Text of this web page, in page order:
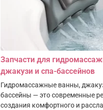
Запчасти для
джакузи и спа-бассейнов
Гидромассажные ванны,
бассейны — это современные
создания комфортного и